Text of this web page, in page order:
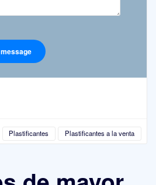
Plastificantes Plastificantes a la venta